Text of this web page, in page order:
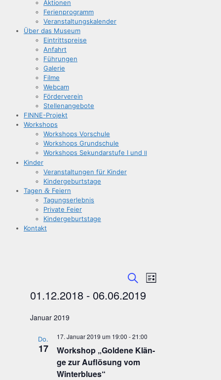
Aktio­nen
Feri­en­pro­gramm
Ver­an­stal­tungs­ka­len­der
Über das Museum
Ein­tritts­prei­se
Anfahrt
Füh­run­gen
Gale­rie
Fil­me
Web­cam
För­der­ver­ein
Stel­len­an­ge­bo­te
FIN­­NE-Pro­­jekt
Work­shops
Work­shops Vorschule
Work­shops Grundschule
Work­shops Sekun­dar­stu­fe I und II
Kin­der
Ver­an­stal­tun­gen für Kinder
Kin­der­ge­burts­ta­ge
Tagen & Feiern
Tagungs­er­leb­nis
Pri­va­te Feier
Kin­der­ge­burts­ta­ge
Kon­takt
Veranstaltungen
Suche
und
Veranstaltung
Ansichten-
Liste
01.12.2018 - 06.06.2019
wählen.
Januar 2019
Do.
17
Work­shop „Gol­de­ne Klän­
ge zur Auf­lö­sung vom
Winterblues“
17. Januar 2019 um 19:00 -21:00